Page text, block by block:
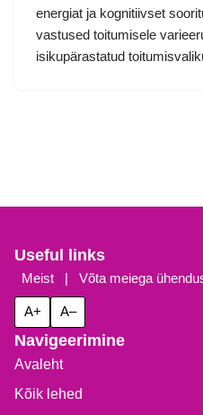
energiat ja kognitiivset
vastused toitumisele
isikupärastatud
Useful links
Meist | Võta meiega
A+ A–
Navigeerimine
Avaleht
Kõik lehed